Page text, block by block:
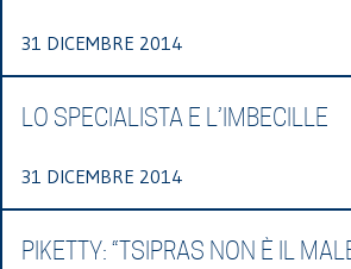
31 DICEMBRE 2014
LO SPECIALISTA E L’IMBECILLE
31 DICEMBRE 2014
PIKETTY: “TSIPRAS NON È IL